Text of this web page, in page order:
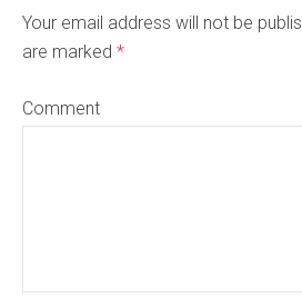
Your email address will not be
are marked *
Comment